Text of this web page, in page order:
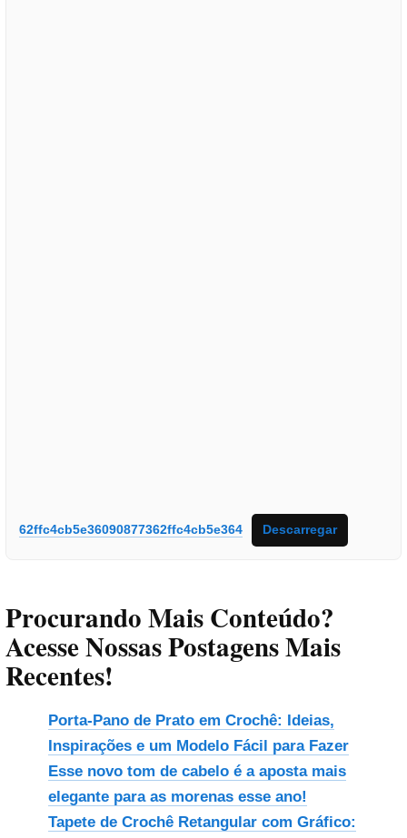
62ffc4cb5e36090877362ffc4cb5e364 Descarregar
Procurando Mais Conteúdo?
Acesse Nossas Postagens Mais
Recentes!
Porta-Pano de Prato em Crochê: Ideias,
Inspirações e um Modelo Fácil para Fazer
Esse novo tom de cabelo é a aposta mais
elegante para as morenas esse ano!
Tapete de Crochê Retangular com Gráfico: